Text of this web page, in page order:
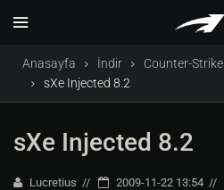
Anasayfa İndir Counter-Strike
sXe Injected 8.2
sXe Injected 8.2
Lucretius 2009-11-22 13:54